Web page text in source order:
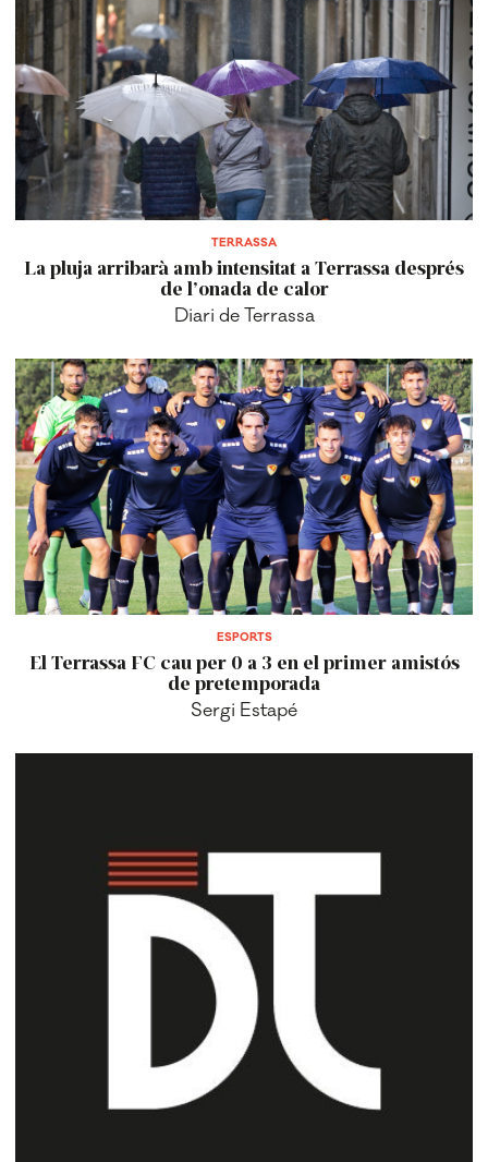
TERRASSA
La pluja arribarà amb intensitat a Terrassa després
de l’onada de calor
Diari de Terrassa
ESPORTS
El Terrassa FC cau per 0 a 3 en el primer amistós
de pretemporada
Sergi Estapé